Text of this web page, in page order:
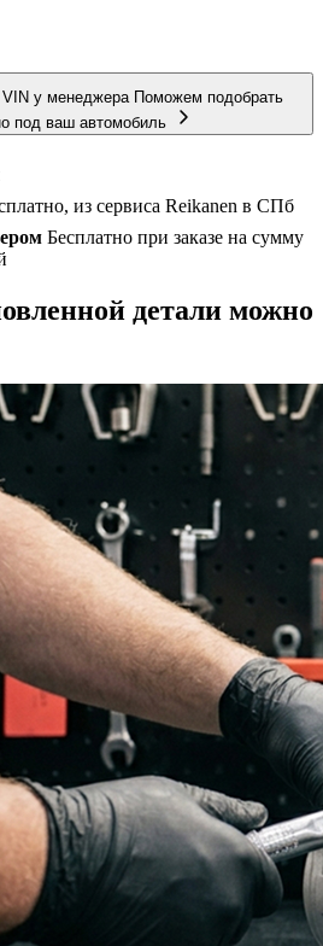
VIN у менеджера Поможем подобрать
под ваш автомобиль
из сервиса Reikanen в СПб
Бесплатно при заказе на сумму
детали можно